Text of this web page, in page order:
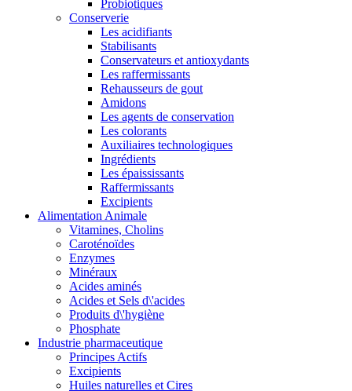
Probiotiques
Conserverie
Les acidifiants
Stabilisants
Conservateurs et antioxydants
Les raffermissants
Rehausseurs de gout
Amidons
Les agents de conservation
Les colorants
Auxiliaires technologiques
Ingrédients
Les épaississants
Raffermissants
Excipients
Alimentation Animale
Vitamines, Cholins
Caroténoïdes
Enzymes
Minéraux
Acides aminés
Acides et Sels d\'acides
Produits d\'hygiène
Phosphate
Industrie pharmaceutique
Principes Actifs
Excipients
Huiles naturelles et Cires